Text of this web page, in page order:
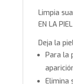
Limpia
EN LA PIEL
Deja la
Para la
Elimina